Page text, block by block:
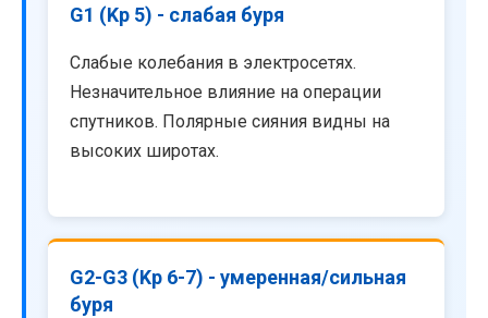
G1 (Kp 5) - слабая буря
Слабые колебания в электросетях.
Незначительное влияние на операции
спутников. Полярные сияния видны на
высоких широтах.
G2-G3 (Kp 6-7) - умеренная/сильная
буря